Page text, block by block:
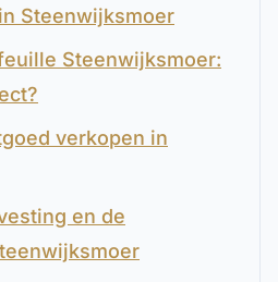
Steenwijksmoer
Steenwijksmoer:
verkopen in
en de